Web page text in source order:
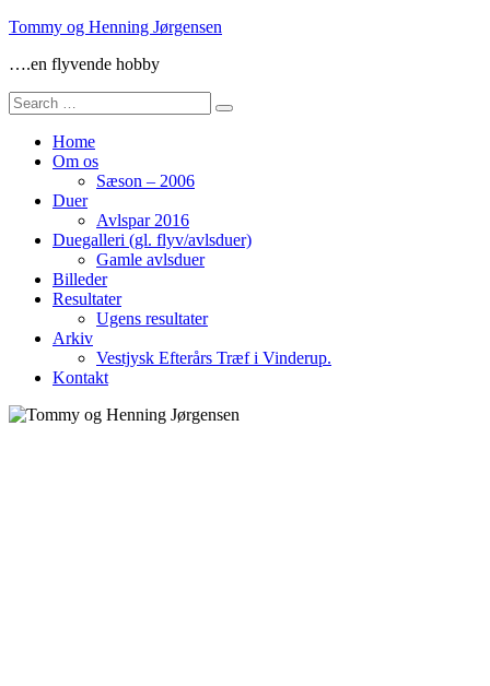
Skip
content
Tommy og Henning Jørgensen
….en flyvende hobby
Search
for:
Home
Om os
Sæson – 2006
Duer
Avlspar 2016
Duegalleri (gl. flyv/avlsduer)
Gamle avlsduer
Billeder
Resultater
Ugens resultater
Arkiv
Vestjysk Efterårs Træf i Vinderup.
Kontakt